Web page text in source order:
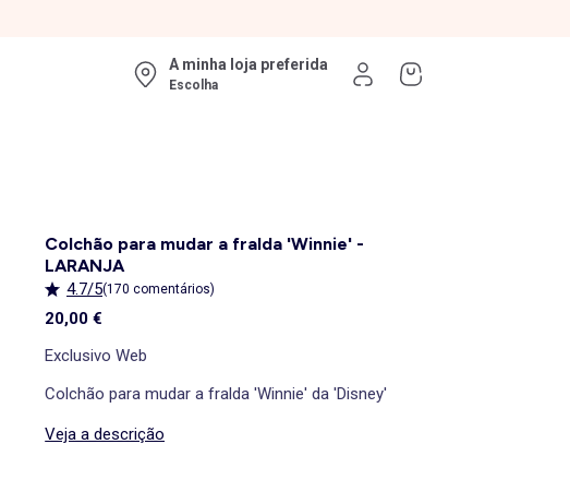
A minha loja preferida
Escolha
Colchão para mudar a fralda 'Winnie' -
LARANJA
4.7/5(170 comentários)
20,00 €
Exclusivo Web
Colchão para mudar a fralda 'Winnie' da 'Disney'
Veja a descrição